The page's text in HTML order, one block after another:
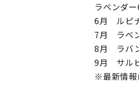
ラベンダ
6月 ルピ
7月 ラベ
8月 ラバ
9月 サル
※最新情報